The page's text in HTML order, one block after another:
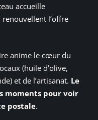
accueille
l’offre
anime le cœur du
(huile d’olive,
et de l’artisanat. Le
moments pour voir
postale.